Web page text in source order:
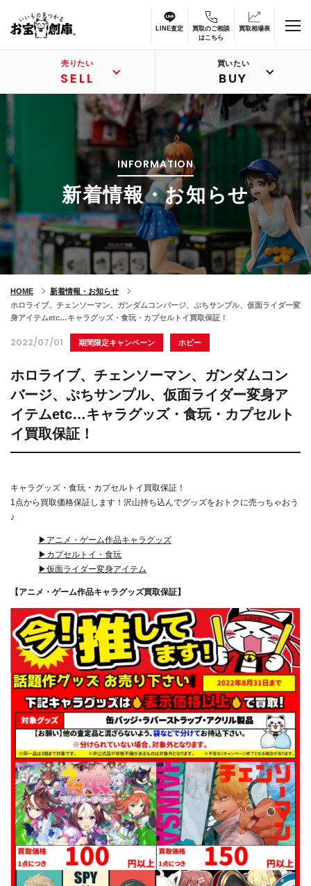
LINE査定
買取のご相談
はこちら
買取相場表
売りたい
SELL
買いたい
BUY
INFORMATION
新着情報・お知らせ
HOME
新着情報・お知らせ
ホロライブ、チェンソーマン、ガンダムコンバージ、ぷちサンプル、仮面ライダー変
身アイテムetc…キャラグッズ・食玩・カプセルトイ買取保証！
2022/07/01 期間限定キャンペーン ホビー
ホロライブ、チェンソーマン、ガンダムコン
バージ、ぷちサンプル、仮面ライダー変身ア
イテムetc…キャラグッズ・食玩・カプセルト
イ買取保証！
キャラグッズ・食玩・カプセルトイ買取保証！
1点から買取価格保証します！沢山持ち込んでグッズをおトクに売っちゃおう
♪
▶アニメ・ゲーム作品キャラグッズ
▶カプセルトイ・食玩
▶仮面ライダー変身アイテム
【アニメ・ゲーム作品キャラグッズ買取保証】